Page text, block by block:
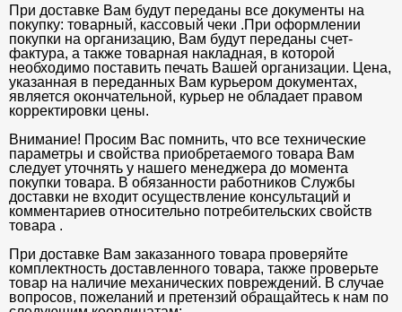
При доставке Вам будут переданы все документы на
покупку: товарный, кассовый чеки .При оформлении
покупки на организацию, Вам будут переданы счет-
фактура, а также товарная накладная, в которой
необходимо поставить печать Вашей организации. Цена,
указанная в переданных Вам курьером документах,
является окончательной, курьер не обладает правом
корректировки цены.
Внимание! Просим Вас помнить, что все технические
параметры и свойства приобретаемого товара Вам
следует уточнять у нашего менеджера до момента
покупки товара. В обязанности работников Службы
доставки не входит осуществление консультаций и
комментариев относительно потребительских свойств
товара .
При доставке Вам заказанного товара проверяйте
комплектность доставленного товара, также проверьте
товар на наличие механических повреждений. В случае
вопросов, пожеланий и претензий обращайтесь к нам по